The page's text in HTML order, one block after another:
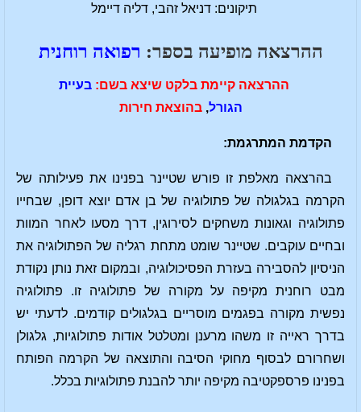
תיקונים: דניאל זהבי, דליה דיימל
ההרצאה מופיעה בספר: רפואה רוחנית
ההרצאה קיימת בלקט שיצא בשם: בעיית
הגורל,בהוצאת חירות
הקדמת המתרגמת:
בהרצאה מאלפת זו פורש שטיינר בפנינו את פעילותה של
הקרמה בגלגולה של פתולוגיה של בן אדם יוצא דופן, שבחייו
פתולוגיה וגאונות משחקים לסירוגין, דרך מסעו לאחר המוות
ובחיים עוקבים. שטיינר שומט מתחת רגליה של הפתולוגיה את
הניסיון להסבירה בעזרת הפסיכולוגיה, ובמקום זאת נותן נקודת
מבט רוחנית מקיפה על מקורה של פתולוגיה זו. פתולוגיה
נפשית מקורה בפגמים מוסריים בגלגולים קודמים. לדעתי יש
בדרך ראייה זו משהו מרענן ומטלטל אודות פתולוגיות, גלגולן
ושחרורם לבסוף מחוקי הסיבה והתוצאה של הקרמה הפותח
בפנינו פרספקטיבה מקיפה יותר להבנת פתולוגיות בכלל.